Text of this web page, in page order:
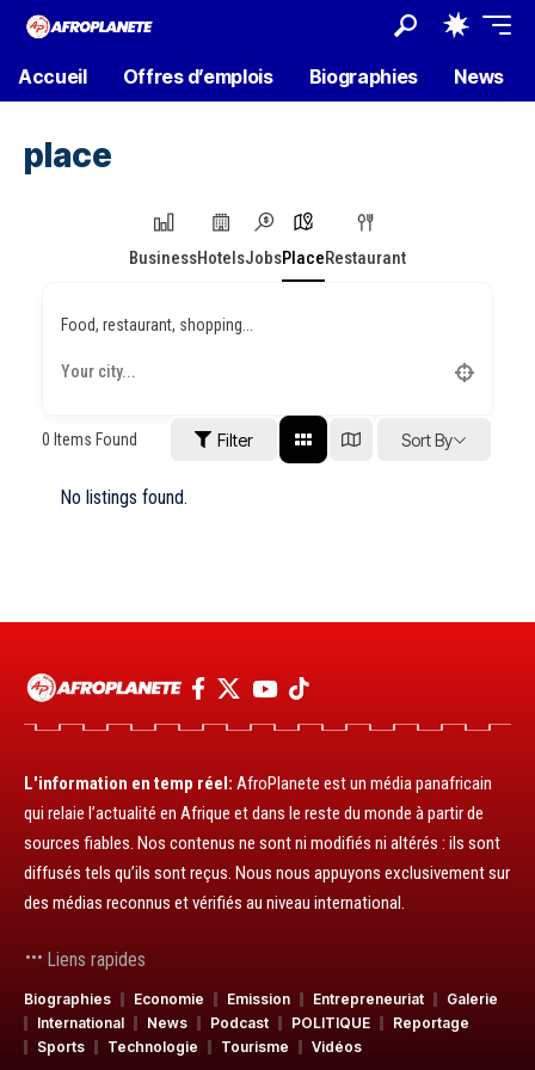
Accueil Offres d’emplois Biographies News
place
BusinessHotelsJobsPlaceRestaurant
Food, restaurant, shopping...
0 Items Found Filter Sort By
No listings found.
L'information en temp réel: AfroPlanete est un média panafricain
qui relaie l’actualité en Afrique et dans le reste du monde à partir de
sources fiables. Nos contenus ne sont ni modifiés ni altérés : ils sont
diffusés tels qu’ils sont reçus. Nous nous appuyons exclusivement sur
des médias reconnus et vérifiés au niveau international.
Liens rapides
Biographies Economie Emission Entrepreneuriat
Galerie
International
News Podcast POLITIQUE
Reportage
Sports
Technologie Tourisme Vidéos